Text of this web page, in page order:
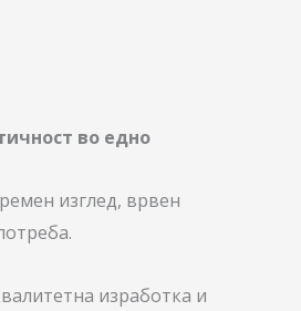
во едно
изглед, врвен
изработка и